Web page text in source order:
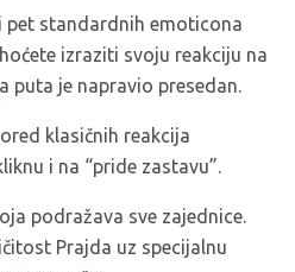
pet standardnih emoticona
izraziti svoju reakciju na
puta je napravio presedan.
klasičnih reakcija
i na “pride zastavu”.
podražava sve zajednice.
Prajda uz specijalnu